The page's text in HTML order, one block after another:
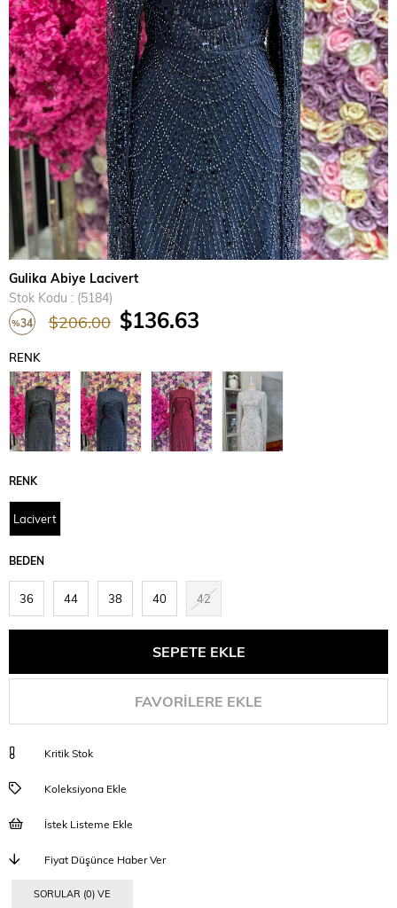
Gulika Abiye Lacivert
Stok Kodu
(5184)
%34 $206.00 $136.63
RENK
RENK
Lacivert
BEDEN
36 44 38 40 42
FAVORILERE EKLE
Kritik Stok
Koleksiyona Ekle
İstek Listeme Ekle
Fiyat Düşünce Haber Ver
SORULAR (0) VE